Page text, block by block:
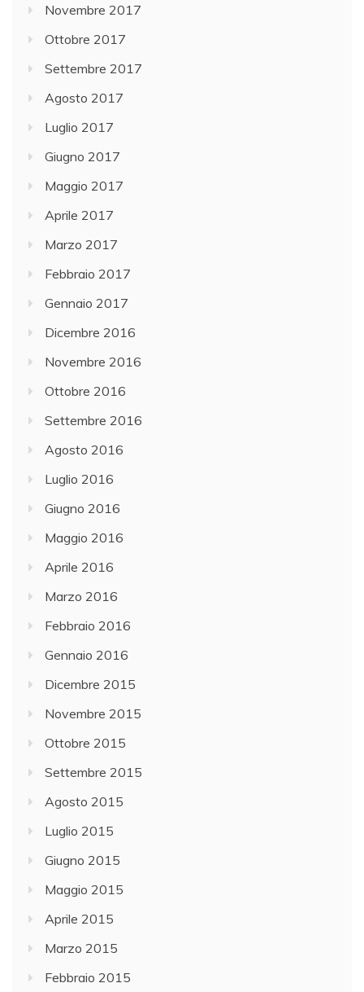
Novembre 2017
Ottobre 2017
Settembre 2017
Agosto 2017
Luglio 2017
Giugno 2017
Maggio 2017
Aprile 2017
Marzo 2017
Febbraio 2017
Gennaio 2017
Dicembre 2016
Novembre 2016
Ottobre 2016
Settembre 2016
Agosto 2016
Luglio 2016
Giugno 2016
Maggio 2016
Aprile 2016
Marzo 2016
Febbraio 2016
Gennaio 2016
Dicembre 2015
Novembre 2015
Ottobre 2015
Settembre 2015
Agosto 2015
Luglio 2015
Giugno 2015
Maggio 2015
Aprile 2015
Marzo 2015
Febbraio 2015